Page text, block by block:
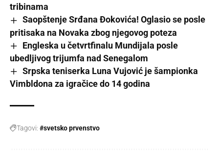
tribinama
Saopštenje Srđana Đokovića! Oglasio se posle
pritisaka na Novaka zbog njegovog poteza
Engleska u četvrtfinalu Mundijala posle
ubedljivog trijumfa nad Senegalom
Srpska teniserka Luna Vujović je šampionka
Vimbldona za igračice do 14 godina
Tagovi: #svetsko prvenstvo